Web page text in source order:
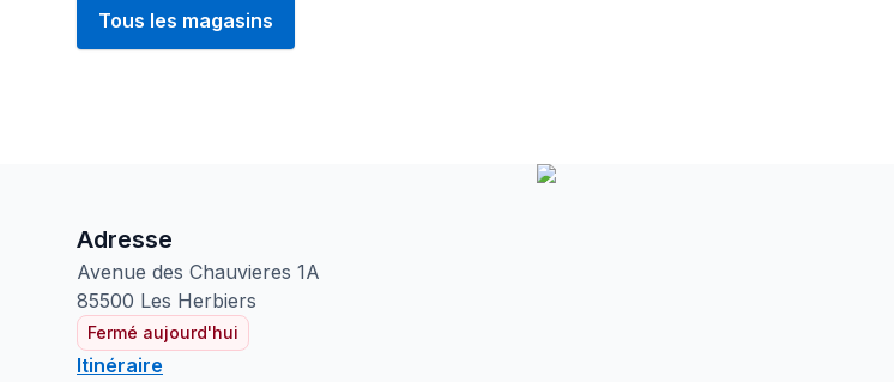
Tous les magasins
Adresse
Avenue des Chauvieres 1A
85500 Les Herbiers
Fermé aujourd'hui
Itinéraire